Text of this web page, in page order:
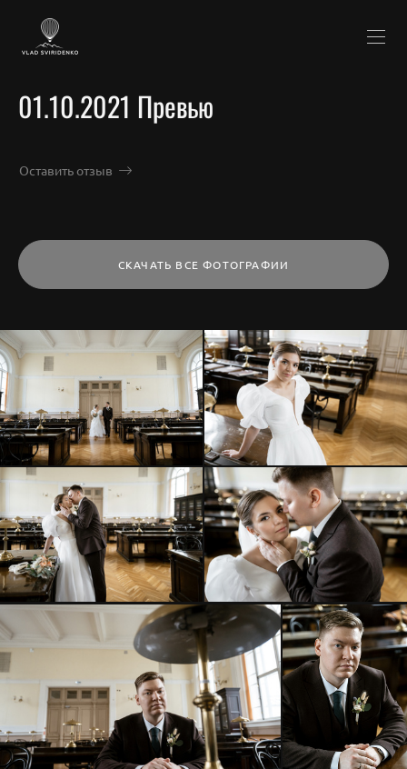
01.10.2021 Превью
Оставить отзыв
СКАЧАТЬ ВСЕ ФОТОГРАФИИ